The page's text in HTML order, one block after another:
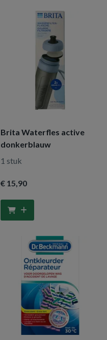
Brita Waterfles active
donkerblauw
1 stuk
€ 15,90